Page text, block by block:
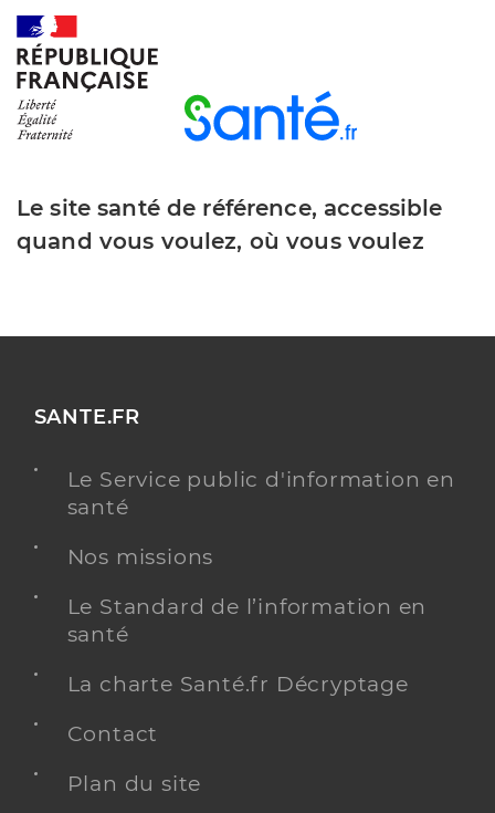
Le site santé de référence, accessible
quand vous voulez, où vous voulez
SANTE.FR
Le Service public d'information en
santé
Nos missions
Le Standard de l’information en
santé
La charte Santé.fr Décryptage
Contact
Plan du site